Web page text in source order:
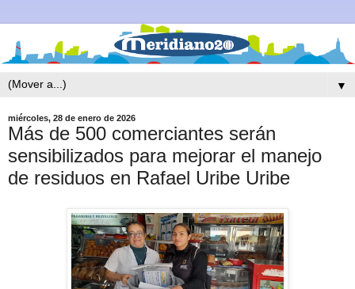
▼
miércoles, 28 de enero de 2026
Más de 500 comerciantes serán
sensibilizados para mejorar el manejo
de residuos en Rafael Uribe Uribe